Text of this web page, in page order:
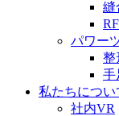
縫
パワー
整
手
私たちについ
社内VR